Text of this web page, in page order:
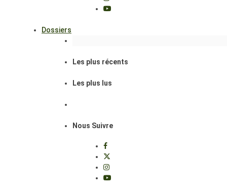
Dossiers
Les plus récents
Les plus lus
Nous Suivre